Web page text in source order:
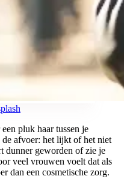
pluk haar tussen je
afvoer: het lijkt of het niet
dunner geworden of zie je
veel vrouwen voelt dat als
dan een cosmetische zorg.